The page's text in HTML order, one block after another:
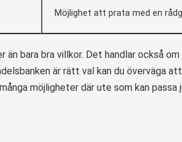
Möjlighet att prata med en
än bara bra villkor. Det handlar också
är rätt val kan du överväga
möjligheter där ute som kan passa